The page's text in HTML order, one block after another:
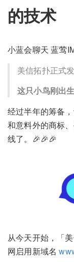
的技术
小蓝会聊天 蓝莺
美信拓扑正式
这只小鸟刚出
经过半年的筹备
和意料外的商标
线了。🎉🎉🎉
从今天开始，「
网启用新域名